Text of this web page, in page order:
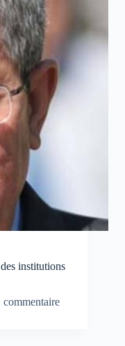
institutions
commentaire